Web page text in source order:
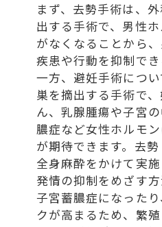
まず、去勢手術は、
出する手術で、男性
がなくなることから
疾患や行動を抑制でき
一方、避妊手術につ
巣を摘出する手術で
ん、乳腺腫瘍や子宮
膿症など女性ホルモ
が期待できます。去
全身麻酔をかけて実
発情の抑制をめざす
子宮蓄膿症になった
クが高まるため、繁